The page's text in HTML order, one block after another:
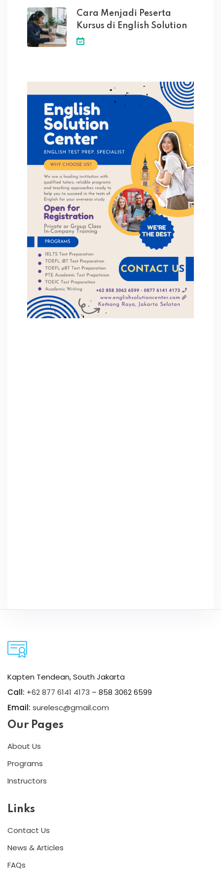
Cara Menjadi Peserta
Kursus di English Solution
Kapten Tendean, South Jakarta
Call: +62 877 6141 4173 – 858 3062 6599
Email: surelesc@gmail.com
Our Pages
About Us
Programs
Instructors
Links
Contact Us
News & Articles
FAQs